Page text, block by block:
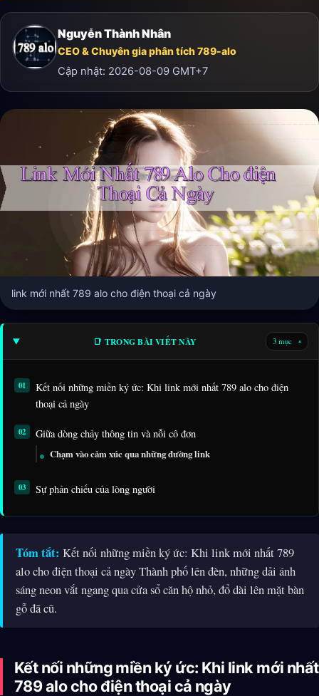
Nguyễn Thành Nhân
CEO & Chuyên gia phân tích 789-alo
Cập nhật: 2026-08-09 GMT+7
link mới nhất 789 alo cho điện thoại cả ngày
📑 TRONG BÀI VIẾT NÀY 3 mục ▾
Kết nối những miền ký ức: Khi link mới nhất 789 alo cho điện
thoại cả ngày
Giữa dòng chảy thông tin và nỗi cô đơn
Chạm vào cảm xúc qua những đường link
Sự phản chiếu của lòng người
Tóm tắt: Kết nối những miền ký ức: Khi link mới nhất 789
alo cho điện thoại cả ngày Thành phố lên đèn, những dải ánh
sáng neon vắt ngang qua cửa sổ căn hộ nhỏ, đổ dài lên mặt bàn
gỗ đã cũ.
Kết nối những miền ký ức: Khi link mới nhất
789 alo cho điện thoại cả ngày